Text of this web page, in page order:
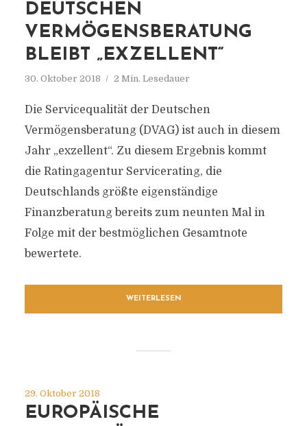
DEUTSCHEN
VERMÖGENSBERATUNG
BLEIBT „EXZELLENT“
30. Oktober 2018 2 Min. Lesedauer
Die Servicequalität der Deutschen
Vermögensberatung (DVAG) ist auch in diesem
Jahr „exzellent“. Zu diesem Ergebnis kommt
die Ratingagentur Servicerating, die
Deutschlands größte eigenständige
Finanzberatung bereits zum neunten Mal in
Folge mit der bestmöglichen Gesamtnote
bewertete.
WEITERLESEN
29. Oktober 2018
EUROPÄISCHE